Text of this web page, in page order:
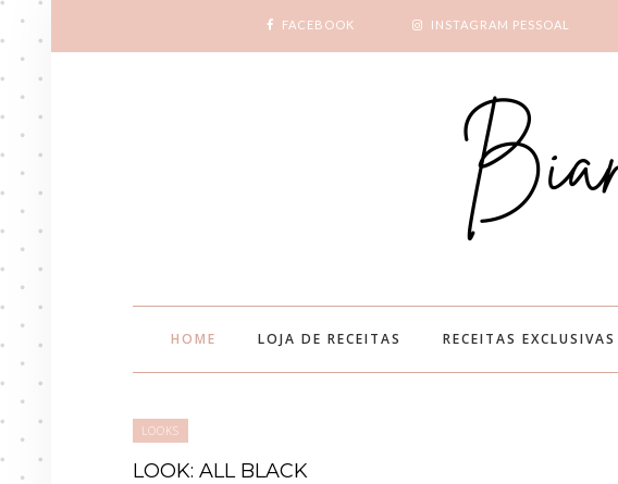
FACEBOOK INSTAGRAM PESSOAL
HOME LOJA DE RECEITAS RECEITAS EXCLUSIVAS
LOOKS
LOOK: ALL BLACK